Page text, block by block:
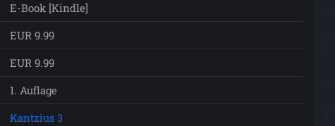
E-Book [Kindle]
EUR 9.99
EUR 9.99
1. Auflage
Kantzius 3